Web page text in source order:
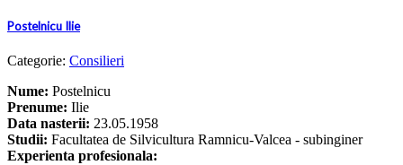
Postelnicu Ilie
Categorie: Consilieri
Nume: Postelnicu
Prenume: Ilie
Data nasterii: 23.05.1958
Studii: Facultatea de Silvicultura Ramnicu-Valcea - subinginer
Experienta profesionala: